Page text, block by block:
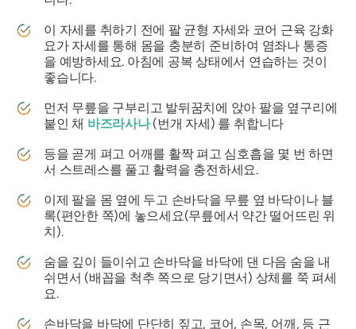
이 자세를 취하기 전에 팔 균형 자세와 코어 근육 강화
요가 자세를 통해 몸을 충분히 준비하여 염좌나 통증
을 예방하세요. 아침에 공복 상태에서 연습하는 것이
좋습니다.
먼저 무릎을 구부리고 발뒤꿈치에 앉아 팔을 옆구리에
붙인 채 바즈라사나(번개 자세) 를 취합니다
등을 곧게 펴고 어깨를 활짝 펴고 심호흡을 몇 번 하면
서 스트레스를 풀고 활력을 충전하세요.
이제 팔을 몸 옆에 두고 손바닥을 무릎 옆 바닥이나 블
록(편안한 쪽)에 놓으세요(무릎에서 약간 떨어뜨린 위
치).
숨을 깊이 들이쉬고 손바닥을 바닥에 댄 다음 숨을 내
쉬면서 (배꼽을 척추 쪽으로 당기면서) 상체를 쭉 펴세
요.
손바닥을 바닥에 단단히 짚고, 코어, 손목, 어깨, 등 근